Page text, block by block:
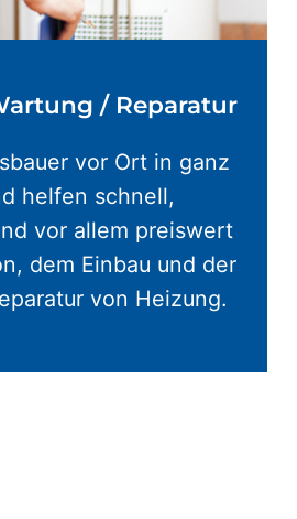
/ Reparatur
vor Ort in ganz
helfen schnell,
vor allem preiswert
dem Einbau und der
von Heizung.